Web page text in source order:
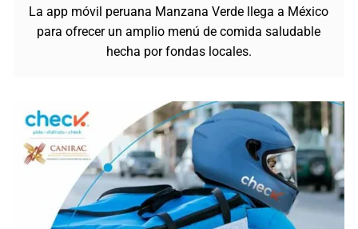
La app móvil peruana Manzana Verde llega a México
para ofrecer un amplio menú de comida saludable
hecha por fondas locales.